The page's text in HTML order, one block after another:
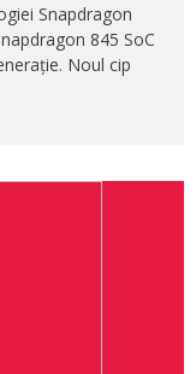
Snapdragon
845 SoC
Noul cip